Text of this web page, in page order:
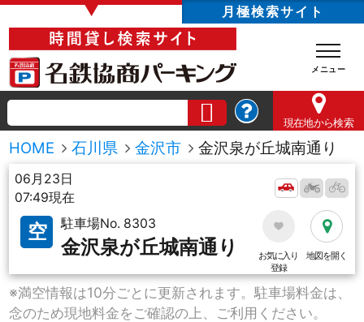
▼ 月極検索サイト
現在地から検索
HOME 石川県 金沢市 金沢泉が丘城南通り
06月23日
07:49現在
空 駐車場No. 8303
金沢泉が丘城南通り
お気に入り
登録
地図を開く
※満空情報は10分ごとに更新されます。駐車場料金は、
念のため現地料金をご確認の上、ご利用ください。